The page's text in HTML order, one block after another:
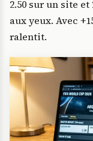
2.50 sur un site
aux yeux. Avec
ralentit.